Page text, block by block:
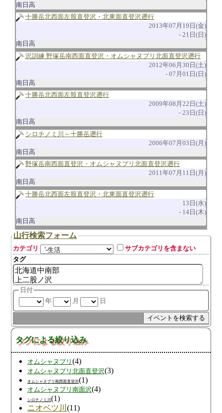
南日高
十勝岳北西面左股直登沢・北東面直登沢遡行
2013年07月19日(金)
21日(日)
南日高
沢訓練 野塚岳南西面直登沢・オムシャヌプリ北面直登沢遡行
2012年06月30日(土)
07月01日(日)
南日高
十勝岳北西面左股直登沢遡行
2009年08月22日(土)
23日(日)
南日高
シロチノミ川～十勝岳遡行
2006年07月03日(月)
南日高
野塚岳南西面直登沢・オムシャヌプリ北面直登沢遡行
2011年07月11日(月)
南日高
十勝岳北西面左股直登沢・北東面直登沢遡行
13日(水)
14日(木)
南日高
山行検索フォーム
カテゴリ
サブカテゴリを含まない
タグ
日付
年
月 日
タグによる絞り込み
オムシャヌプリ (4)
オムシャヌプリ北面直登沢(3)
オムシャヌプリ南西面直登沢(1)
オムシャヌプリ南面沢(4)
シロチノミ川 (1)
ニオベツ川 (11)